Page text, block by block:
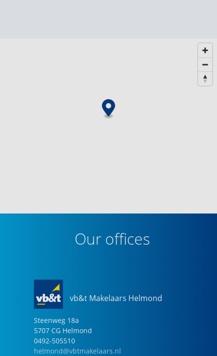
Our offices
vb&t Makelaars Helmond
Steenweg 18a
5707 CG Helmond
0492-505510
helmond@vbtmakelaars.nl